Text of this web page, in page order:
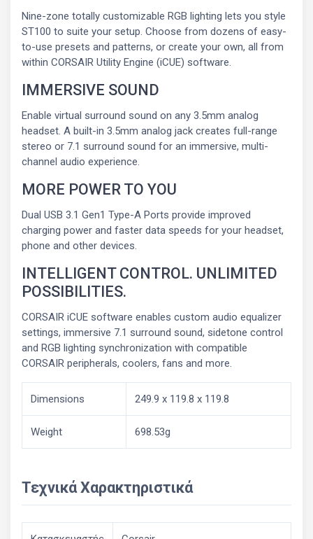
Nine-zone totally customizable RGB lighting lets you style
ST100 to suite your setup. Choose from dozens of easy-
to-use presets and patterns, or create your own, all from
within CORSAIR Utility Engine (iCUE) software.
IMMERSIVE SOUND
Enable virtual surround sound on any 3.5mm analog
headset. A built-in 3.5mm analog jack creates full-range
stereo or 7.1 surround sound for an immersive, multi-
channel audio experience.
MORE POWER TO YOU
Dual USB 3.1 Gen1 Type-A Ports provide improved
charging power and faster data speeds for your headset,
phone and other devices.
INTELLIGENT CONTROL. UNLIMITED
POSSIBILITIES.
CORSAIR iCUE software enables custom audio equalizer
settings, immersive 7.1 surround sound, sidetone control
and RGB lighting synchronization with compatible
CORSAIR peripherals, coolers, fans and more.
Dimensions 249.9 x 119.8 x 119.8
Weight 698.53g
Τεχνικά Χαρακτηριστικά